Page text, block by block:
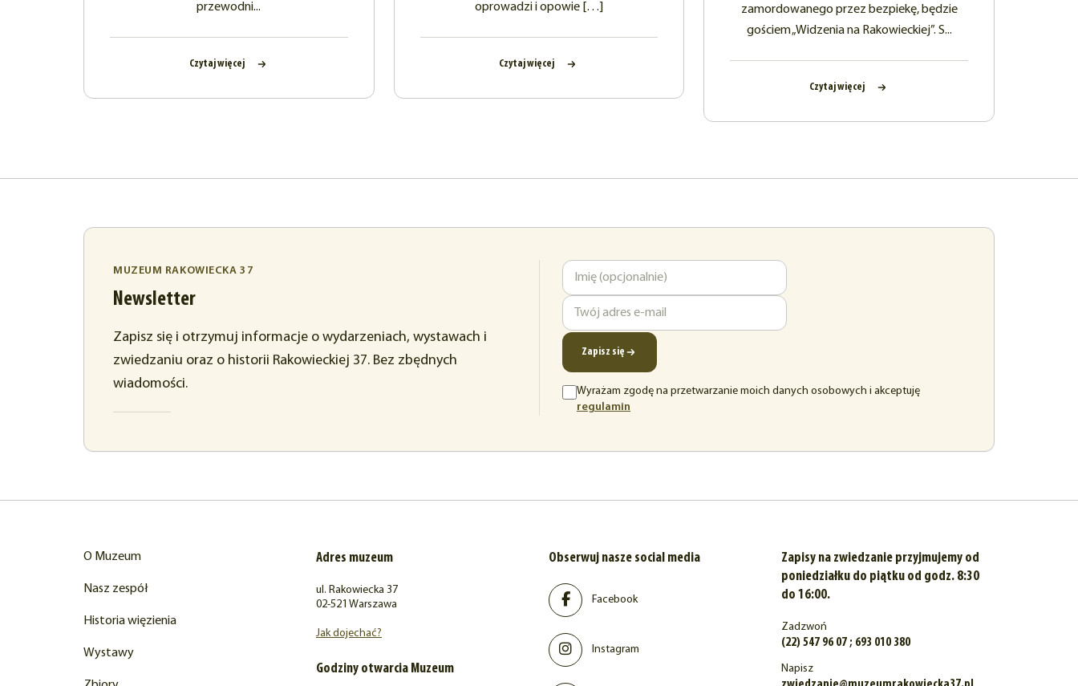
przewodni...
Czytaj więcej
oprowadzi i opowie […]
Czytaj więcej
zamordowanego przez bezpiekę, będzie
gościem „Widzenia na Rakowieckiej”. S...
Czytaj więcej
MUZEUM RAKOWIECKA 37
Newsletter
Zapisz się i otrzymuj informacje o wydarzeniach, wystawach i
zwiedzaniu oraz o historii Rakowieckiej 37. Bez zbędnych
wiadomości.
Imię
Adres
e-
mail
Zapisz się
Wyrażam zgodę na przetwarzanie moich danych osobowych i akceptuję
regulamin
nowej
O Muzeum
Nasz zespół
Historia więzienia
Wystawy
Adres muzeum
ul. Rakowiecka 37
02-521 Warszawa
Jak dojechać?
Godziny otwarcia Muzeum
Obserwuj nasze social media
Facebook
Instagram
Zapisy na zwiedzanie przyjmujemy od
poniedziałku do piątku od godz. 8:30
do 16:00.
Zadzwoń
(22) 547 96 07 ; 693 010 380
Napisz